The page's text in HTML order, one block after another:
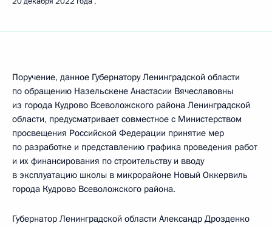
Поручение, данное Губернатору Ленинградской области
по обращению Назельскене Анастасии Вячеславовны
из города Кудрово Всеволожского района Ленинградской
области, предусматривает совместное с Министерством
просвещения Российской Федерации принятие мер
по разработке и представлению графика проведения работ
и их финансирования по строительству и вводу
в эксплуатацию школы в микрорайоне Новый Оккервиль
города Кудрово Всеволожского района.
Губернатор Ленинградской области Александр Дрозденко